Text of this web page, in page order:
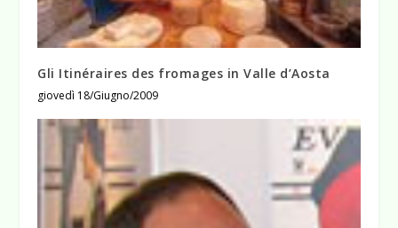
Gli Itinéraires des fromages in Valle d’Aosta
giovedì 18/Giugno/2009